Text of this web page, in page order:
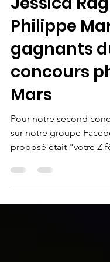
Ala Hoc
12 avr. 2021
1 min
Jessica
Philippe
gagnants du
concours
Mars
Pour notre second
sur notre groupe